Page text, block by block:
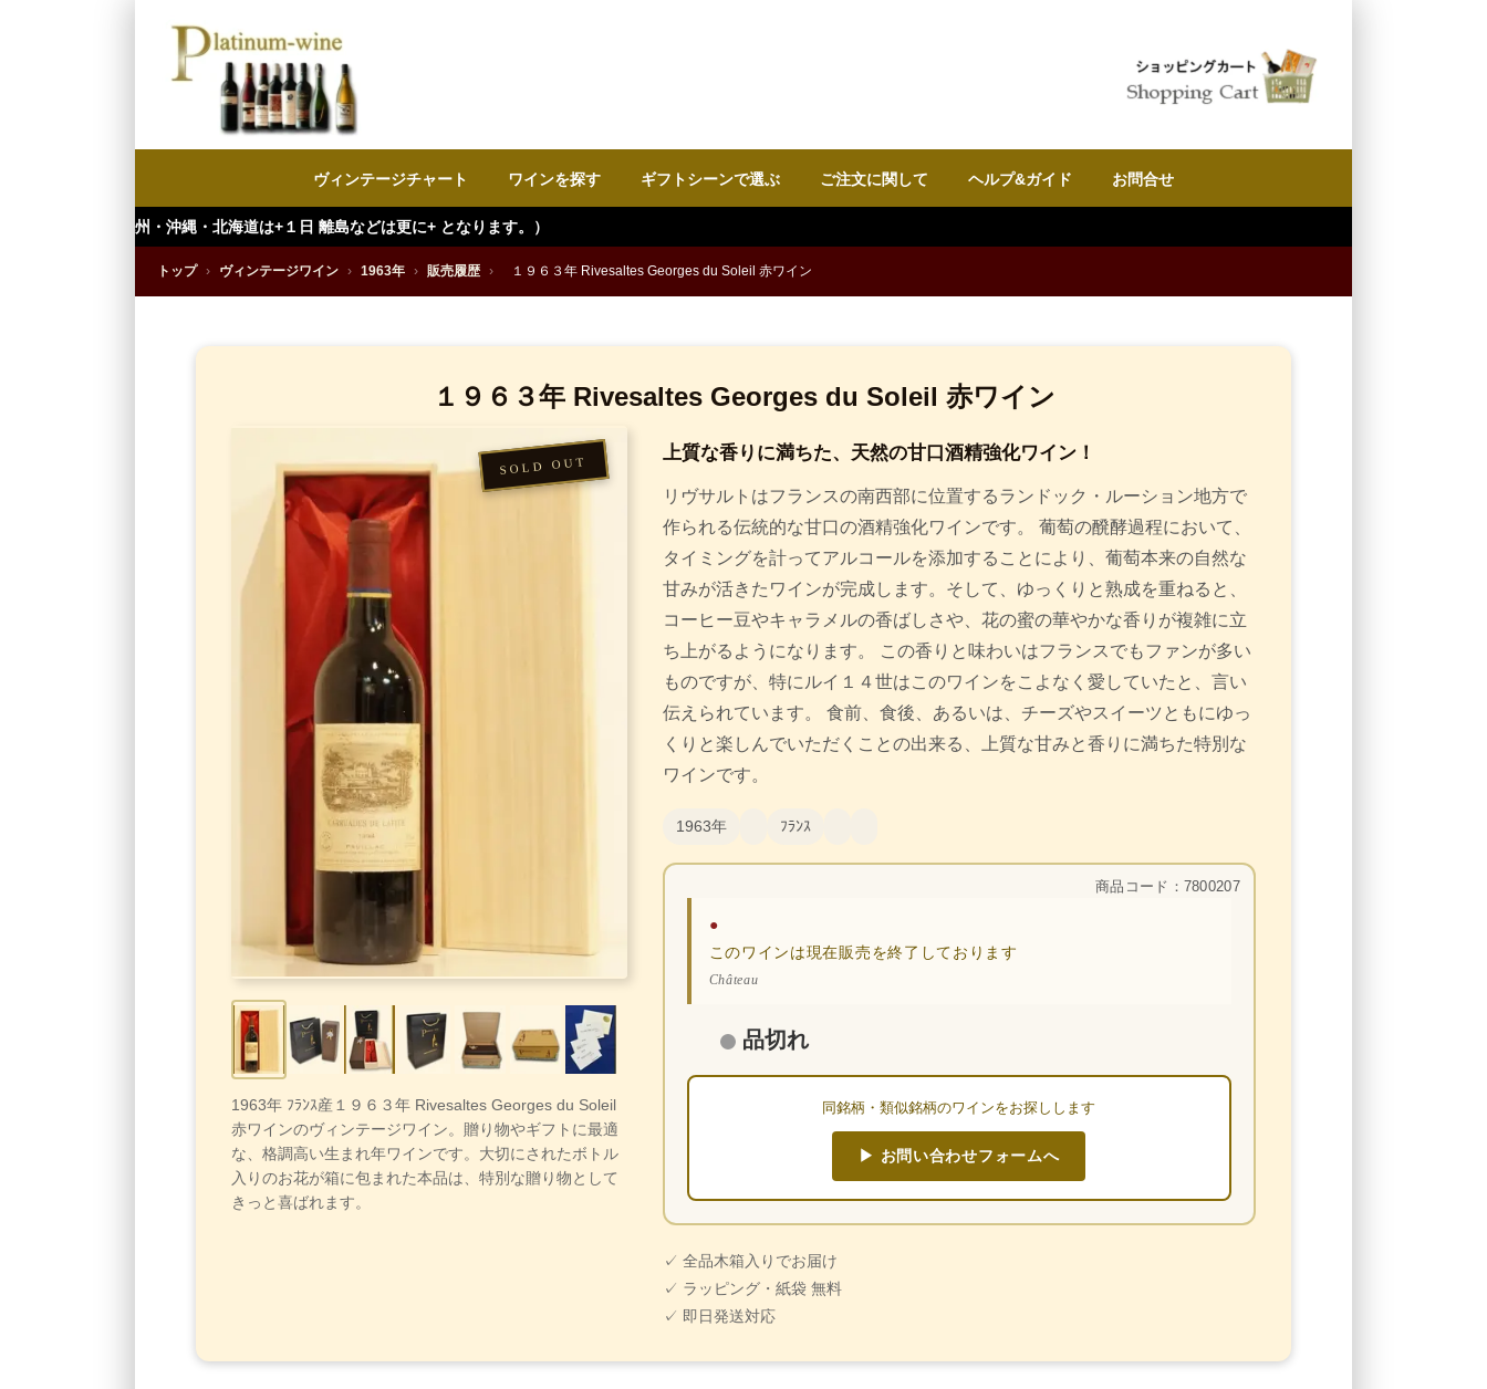
ヴィンテージチャート ワインを探す ギフトシーンで選ぶ ご注文に関して ヘルプ&ガイド お問合せ
・北海道は+１日 離島などは更に+ となります。）
トップ › ヴィンテージワイン › 1963年 › 販売履歴 › １９６３年 Rivesaltes Georges du Soleil 赤ワイン
１９６３年 Rivesaltes Georges du Soleil 赤ワイン
1963年 ﾌﾗﾝｽ産１９６３年 Rivesaltes Georges du Soleil
赤ワインのヴィンテージワイン。贈り物やギフトに最適
な、格調高い生まれ年ワインです。大切にされたボトル
入りのお花が箱に包まれた本品は、特別な贈り物として
きっと喜ばれます。
上質な香りに満ちた、天然の甘口酒精強化ワイン！
リヴサルトはフランスの南西部に位置するランドック・ルーション地方で
作られる伝統的な甘口の酒精強化ワインです。 葡萄の醗酵過程において、
タイミングを計ってアルコールを添加することにより、葡萄本来の自然な
甘みが活きたワインが完成します。そして、ゆっくりと熟成を重ねると、
コーヒー豆やキャラメルの香ばしさや、花の蜜の華やかな香りが複雑に立
ち上がるようになります。 この香りと味わいはフランスでもファンが多い
ものですが、特にルイ１４世はこのワインをこよなく愛していたと、言い
伝えられています。 食前、食後、あるいは、チーズやスイーツともにゆっ
くりと楽しんでいただくことの出来る、上質な甘みと香りに満ちた特別な
ワインです。
1963年 ﾌﾗﾝｽ
商品コード：7800207
●
このワインは現在販売を終了しております
Château
品切れ
同銘柄・類似銘柄のワインをお探しします
▶ お問い合わせフォームへ
✓ 全品木箱入りでお届け
✓ ラッピング・紙袋 無料
✓ 即日発送対応